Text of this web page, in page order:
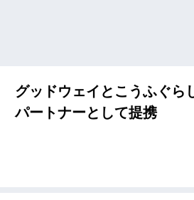
グッドウェイとこうふぐら
パートナーとして提携